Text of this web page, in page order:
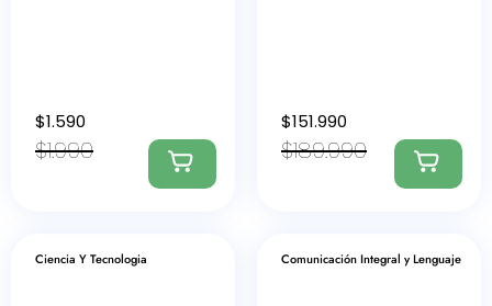
$1.990
$1.590
$189.990
$151.990
Ciencia Y Tecnologia Comunicación Integral y Lenguaje